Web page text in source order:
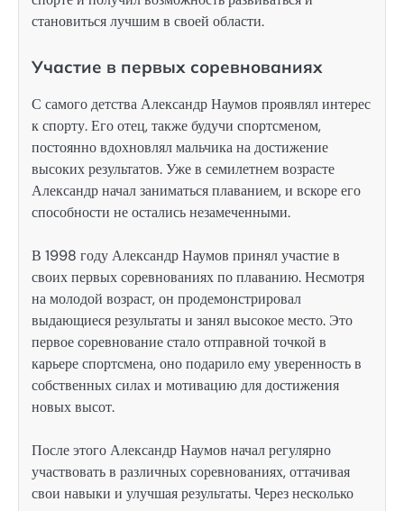
становиться лучшим в своей области.
Участие в первых соревнованиях
С самого детства Александр Наумов проявлял интерес
к спорту. Его отец, также будучи спортсменом,
постоянно вдохновлял мальчика на достижение
высоких результатов. Уже в семилетнем возрасте
Александр начал заниматься плаванием, и вскоре его
способности не остались незамеченными.
В 1998 году Александр Наумов принял участие в
своих первых соревнованиях по плаванию. Несмотря
на молодой возраст, он продемонстрировал
выдающиеся результаты и занял высокое место. Это
первое соревнование стало отправной точкой в
карьере спортсмена, оно подарило ему уверенность в
собственных силах и мотивацию для достижения
новых высот.
После этого Александр Наумов начал регулярно
участвовать в различных соревнованиях, оттачивая
свои навыки и улучшая результаты. Через несколько